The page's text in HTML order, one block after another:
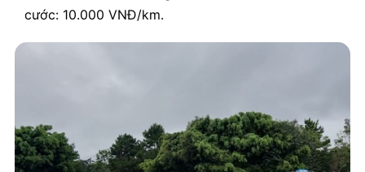
cước: 10.000 VNĐ/km.